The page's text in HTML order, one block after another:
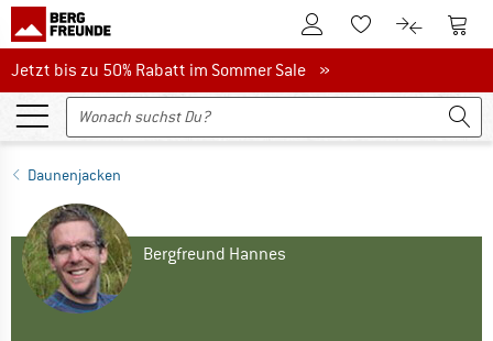
Zum KundenkontoZum Merkzettel.
Zum Zum
Jetzt bis zu 50% Rabatt im Sommer Sale
Jetzt bis zu 50% Rabatt im Sommer Sale »
Daunenjacken
Bergfreund Hannes